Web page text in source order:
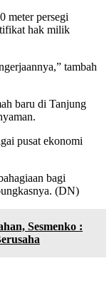
meter persegi
hak milik
tambah
baru di Tanjung
pusat ekonomi
bagi
(DN)
Sesmenko :